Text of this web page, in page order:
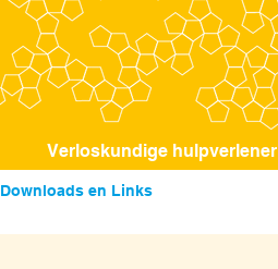
Verloskundige hulpverlener
Downloads en Links